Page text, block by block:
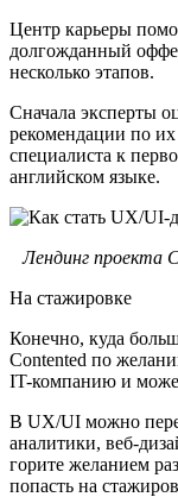
Центр карьеры
долгожданный
несколько этапов.
Сначала эксперты
рекомендации по
специалиста к
английском языке.
Лендинг проекта
На стажировке
Конечно, куда
Contented по
IT-компанию и
В UX/UI можно
аналитики, веб-
горите желанием
попасть на